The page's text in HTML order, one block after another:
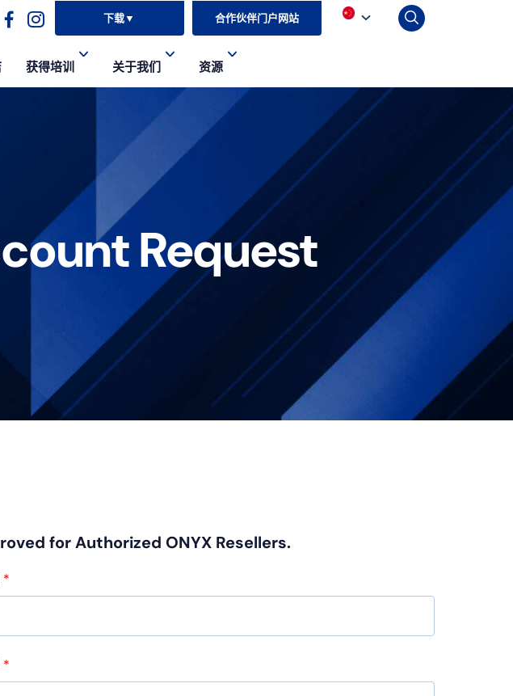
dashicons-
facebook-
dashicons-
instagram
下载▼ 合作伙伴门户网站
获得培训 关于我们 资源
Request
for Authorized ONYX Resellers.
*
*